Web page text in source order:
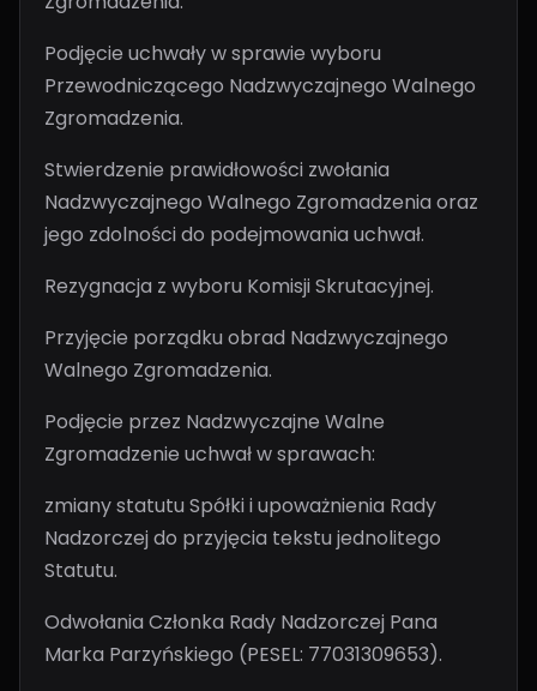
Podjęcie uchwały w sprawie wyboru
Przewodniczącego Nadzwyczajnego Walnego
Zgromadzenia.
Stwierdzenie prawidłowości zwołania
Nadzwyczajnego Walnego Zgromadzenia oraz
jego zdolności do podejmowania uchwał.
Rezygnacja z wyboru Komisji Skrutacyjnej.
Przyjęcie porządku obrad Nadzwyczajnego
Walnego Zgromadzenia.
Podjęcie przez Nadzwyczajne Walne
Zgromadzenie uchwał w sprawach:
zmiany statutu Spółki i upoważnienia Rady
Nadzorczej do przyjęcia tekstu jednolitego
Statutu.
Odwołania Członka Rady Nadzorczej Pana
Marka Parzyńskiego (PESEL: 77031309653).